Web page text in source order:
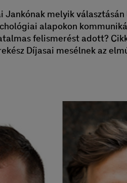
Jankónak melyik
alapokon
felismerést adott?
Díjasai mesélnek az